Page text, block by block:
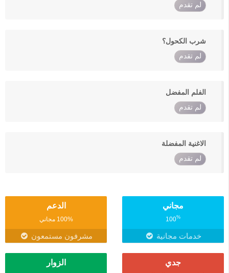
لم تقدم
شرب الكحول؟
لم تقدم
الفلم المفضل
لم تقدم
الاغنية المفضلة
لم تقدم
مجاني
100%
خدمات مجانية
الدعم
100% مجاني
مشرفون مستمعون
جدي الزوار